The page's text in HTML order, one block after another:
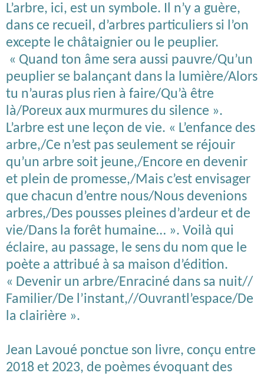
L’arbre, ici, est un symbole. Il n’y a guère,
dans ce recueil, d’arbres particuliers si l’on
excepte le châtaignier ou le peuplier.
« Quand ton âme sera aussi pauvre/Qu’un
peuplier se balançant dans la lumière/Alors
tu n’auras plus rien à faire/Qu’à être
là/Poreux aux murmures du silence ».
L’arbre est une leçon de vie. « L’enfance des
arbre,/Ce n’est pas seulement se réjouir
qu’un arbre soit jeune,/Encore en devenir
et plein de promesse,/Mais c’est envisager
que chacun d’entre nous/Nous devenions
arbres,/Des pousses pleines d’ardeur et de
vie/Dans la forêt humaine… ». Voilà qui
éclaire, au passage, le sens du nom que le
poète a attribué à sa maison d’édition.
« Devenir un arbre/Enraciné dans sa nuit//
Familier/De l’instant,//Ouvrantl’espace/De
la clairière ».
Jean Lavoué ponctue son livre, conçu entre
2018 et 2023, de poèmes évoquant des